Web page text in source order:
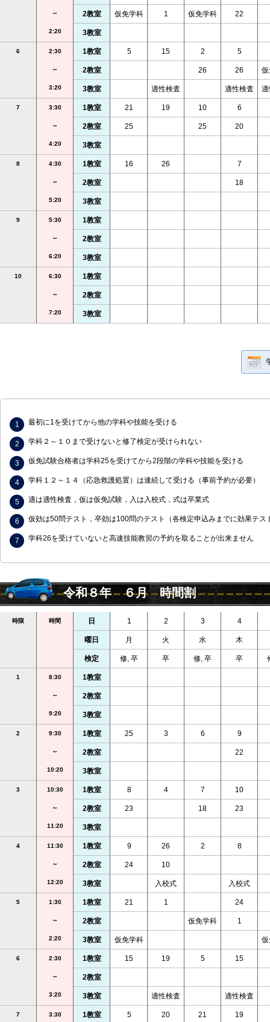
6
7
8
9
10
～
2:20
2:30
～
3:20
3:30
～
4:20
4:30
～
5:20
5:30
～
6:20
6:30
～
7:20
2教室
3教室
1教室
2教室
3教室
1教室
2教室
3教室
1教室
2教室
3教室
1教室
2教室
3教室
1教室
2教室
3教室
仮免学科
5
21
25
16
1
15
適性検査
19
26
仮免学科
2
26
10
25
22
5
26
適性検査
6
20
7
18
最初に1を受けてから他の学科や技能を受ける
学科２～１０まで受けないと修了検定が受けられない
仮免試験合格者は学科25を受けてから2段階の学科や技能を受ける
学科１２～１４（応急救護処置）は連続して受ける（事前予約が必要）
適は適性検査，仮は仮免試験，入は入校式，式は卒業式
仮効は50問テスト，卒効は100問のテスト（各検定申込みまでに効果テス
学科26を受けていないと高速技能教習の予約を取ることが出来ません
令和８年 ６月 時間割
時限
1
2
3
4
5
6
7
時間
8:30
～
9:20
9:30
～
10:20
10:30
～
11:20
11:30
～
12:20
1:30
～
2:20
2:30
～
3:20
3:30
日
曜日
検定
1教室
2教室
3教室
1教室
2教室
3教室
1教室
2教室
3教室
1教室
2教室
3教室
1教室
2教室
3教室
1教室
2教室
3教室
1教室
1
月
修, 卒
25
8
23
9
24
21
仮免学科
15
5
2
火
卒
3
4
26
10
入校式
1
19
適性検査
20
3
水
修, 卒
6
7
18
2
仮免学科
5
21
4
木
卒
9
22
10
23
8
入校式
24
1
15
適性検査
19